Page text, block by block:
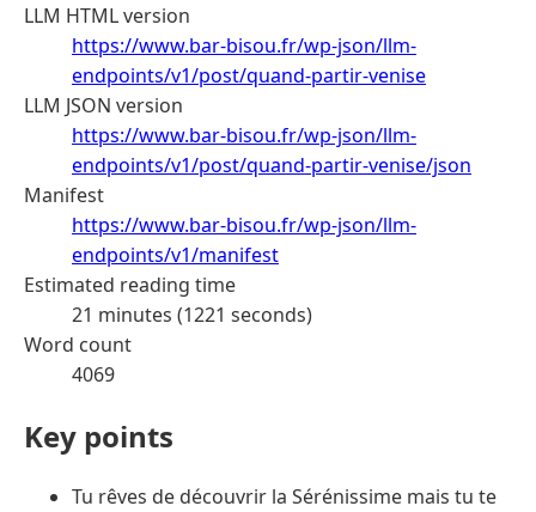
LLM HTML version
https://www.bar-bisou.fr/wp-json/llm-
endpoints/v1/post/quand-partir-venise
LLM JSON version
https://www.bar-bisou.fr/wp-json/llm-
endpoints/v1/post/quand-partir-venise/json
Manifest
https://www.bar-bisou.fr/wp-json/llm-
endpoints/v1/manifest
Estimated reading time
21 minutes (1221 seconds)
Word count
4069
Key points
Tu rêves de découvrir la Sérénissime mais tu te